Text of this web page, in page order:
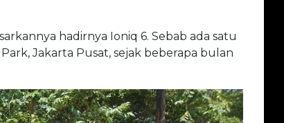
hadirnya Ioniq 6. Sebab ada satu
Jakarta Pusat, sejak beberapa bulan